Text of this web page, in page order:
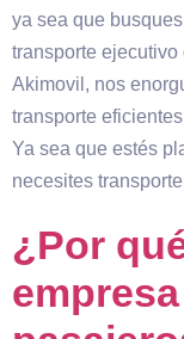
ya sea que
transporte ejecutivo
Akimovil, nos
transporte
Ya sea que estés
necesites
¿Por